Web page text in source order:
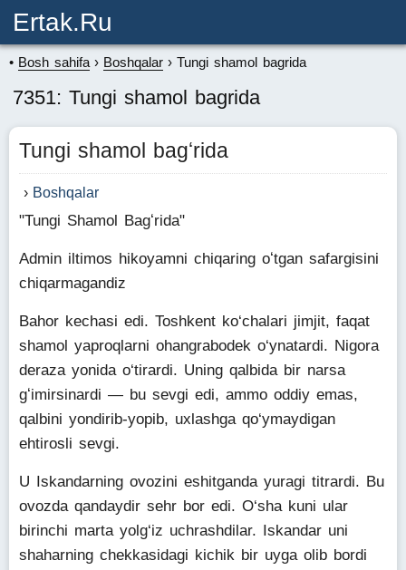
Ertak.ru
Bosh sahifa Boshqalar Tungi shamol bagrida
7351: Tungi shamol bagrida
Tungi shamol bagʻrida
Boshqalar
"Tungi Shamol Bagʻrida"
Admin iltimos hikoyamni chiqaring oʻtgan safargisini
chiqarmagandiz
Bahor kechasi edi. Toshkent ko‘chalari jimjit, faqat
shamol yaproqlarni ohangrabodek o‘ynatardi. Nigora
deraza yonida o‘tirardi. Uning qalbida bir narsa
gʻimirsinardi — bu sevgi edi, ammo oddiy emas,
qalbini yondirib-yopib, uxlashga qo‘ymaydigan
ehtirosli sevgi.
U Iskandarning ovozini eshitganda yuragi titrardi. Bu
ovozda qandaydir sehr bor edi. O‘sha kuni ular
birinchi marta yolg‘iz uchrashdilar. Iskandar uni
shaharning chekkasidagi kichik bir uyga olib bordi